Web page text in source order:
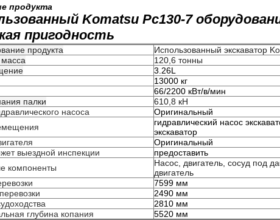
продукта
Komatsu Pc130-7
пригодность
продукта
Использованный экскаватор
120,6 тонны
3.26L
13000 кг
66/2200 кВт/в/мин
палки
610,8 кН
насоса
Оригинальный
гидравлический насос
экскаватор
Оригинальный
выездной инспекции
предоставить
компоненты
Насос, двигатель, сосуд под
двигатель
7599 мм
2490 мм
2810 мм
глубина копания
5520 мм